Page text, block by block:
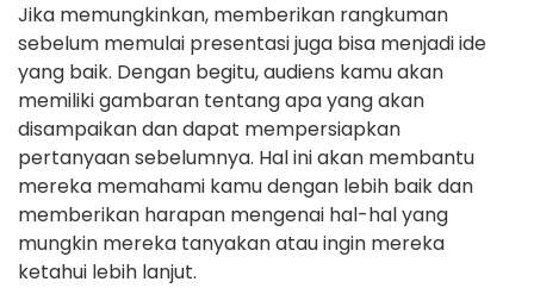
Jika memungkinkan, memberikan rangkuman
sebelum memulai presentasi juga bisa menjadi ide
yang baik. Dengan begitu, audiens kamu akan
memiliki gambaran tentang apa yang akan
disampaikan dan dapat mempersiapkan
pertanyaan sebelumnya. Hal ini akan membantu
mereka memahami kamu dengan lebih baik dan
memberikan harapan mengenai hal-hal yang
mungkin mereka tanyakan atau ingin mereka
ketahui lebih lanjut.